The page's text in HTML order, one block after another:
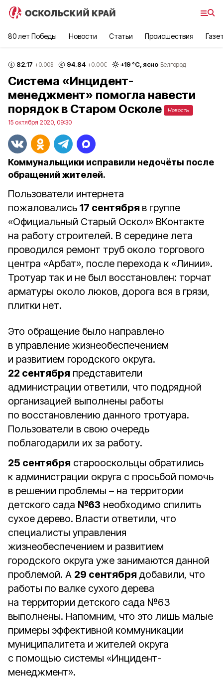
80 лет Победы Новости Статьи Происшествия
82.17 +0.00$ 94.84 +0.00€ +19 °С, ясно Белгород
Система «Инцидент-
менеджмент» помогла навести
порядок в Старом Осколе
Новость
15 октября 2020, 09:30
Коммунальщики исправили недочёты после
обращений жителей.
Пользователи интернета
пожаловались 17 сентября в группе
«Официальный Старый Оскол» ВКонтакте
на работу строителей. В середине лета
проводился ремонт труб около торгового
центра «Арбат», после перехода к «Линии».
Тротуар так и не был восстановлен: торчат
арматуры около люков, дорога вся в грязи,
плитки нет.
Это обращение было направлено
в управление жизнеобеспечением
и развитием городского округа.
22 сентября представители
администрации ответили, что подрядной
организацией выполнены работы
по восстановлению данного тротуара.
Пользователи в свою очередь
поблагодарили их за работу.
25 сентября старооскольцы обратились
к администрации округа с просьбой помочь
в решении проблемы – на территории
детского сада №63 необходимо спилить
сухое дерево. Власти ответили, что
специалисты управления
жизнеобеспечением и развитием
городского округа уже занимаются данной
проблемой. А 29 сентября добавили, что
работы по валке сухого дерева
на территории детского сада №63
выполнены. Напомним, что это лишь малые
примеры эффективной коммуникации
муниципалитета и жителей округа
с помощью системы «Инцидент-
менеджмент».